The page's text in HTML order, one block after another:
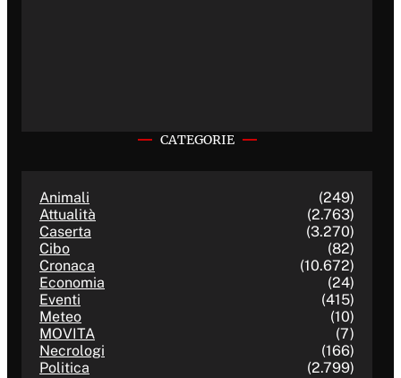
CATEGORIE
Animali
(249)
Attualità
(2.763)
Caserta
(3.270)
Cibo
(82)
Cronaca
(10.672)
Economia
(24)
Eventi
(415)
Meteo
(10)
MOVITA
(7)
Necrologi
(166)
Politica
(2.799)